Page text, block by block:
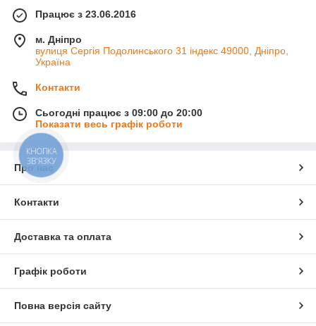
Працює з 23.06.2016
м. Дніпро
вулиця Сергія Подолинського 31 індекс 49000, Дніпро,
Україна
Контакти
Сьогодні працює з 09:00 до 20:00
Показати весь графік роботи
Про нас
Контакти
Доставка та оплата
Графік роботи
Повна версія сайту
КНОПКА
ЗВ'ЯЗКУ